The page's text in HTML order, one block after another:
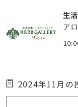
生
ア
2024年11月の